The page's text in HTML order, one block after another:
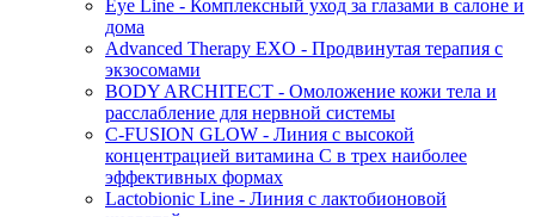
Eye Line - Комплексный уход за глазами в салоне и
дома
Advanced Therapy EXO - Продвинутая терапия с
экзосомами
BODY ARCHITECT - Омоложение кожи тела и
расслабление для нервной системы
C-FUSION GLOW - Линия с высокой
концентрацией витамина C в трех наиболее
эффективных формах
Lactobionic Line - Линия с лактобионовой